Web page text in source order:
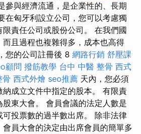
參與經濟流通，是企業性的、長期
在匈牙利設立公司，您可以考慮獨
責任公司或股份公司。 在我們國
且過程也複雜得多，成本也高得
您的公司註冊後 8 網路行銷 舒壓課
顧問 撥筋教學 台中 中醫 整骨 西式
骨 西式外燴 seo推薦 天內，您必須
成立文件中指定的股本。 有限責
東大會。 會員會議的法定人數是
投票數的過半數出席。 除非法律
員大會的決定由出席會員的簡單多